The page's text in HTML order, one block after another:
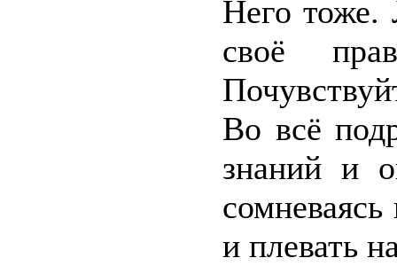
Него тоже.
своё
Во всё
знаний и
и плевать